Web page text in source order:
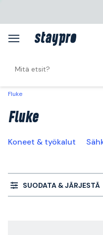
Fluke
Fluke
Koneet & työkalut
SUODATA & JÄRJESTÄ